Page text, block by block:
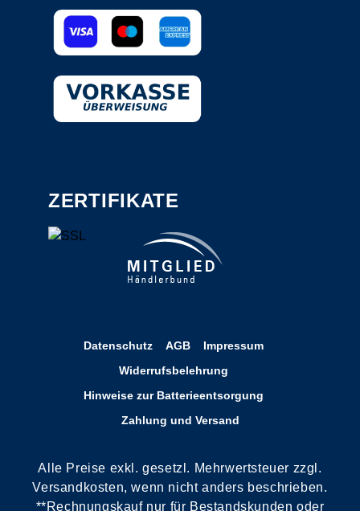
ZERTIFIKATE
Datenschutz AGB
Impressum
Widerrufsbelehrung
Hinweise zur Batterieentsorgung
Zahlung und Versand
Alle Preise exkl. gesetzl. Mehrwertsteuer zzgl.
Versandkosten, wenn nicht anders beschrieben.
**Rechnungskauf nur für Bestandskunden oder